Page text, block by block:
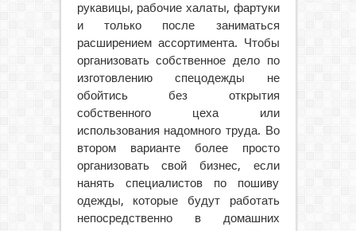
рукавицы, рабочие халаты, фартуки
и только после заниматься
расширением ассортимента. Чтобы
организовать собственное дело по
изготовлению спецодежды не
обойтись без открытия
собственного цеха или
использования надомного труда. Во
втором варианте более просто
организовать свой бизнес, если
нанять специалистов по пошиву
одежды, которые будут работать
непосредственно в домашних